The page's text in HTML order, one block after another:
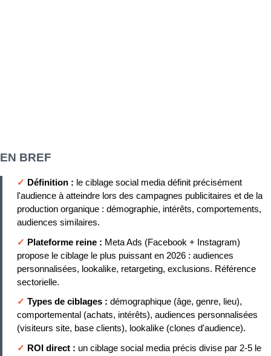
EN BREF
✓ Définition : le ciblage social media définit précisément
l'audience à atteindre lors des campagnes publicitaires et de la
production organique : démographie, intérêts, comportements,
audiences similaires.
✓ Plateforme reine : Meta Ads (Facebook + Instagram)
propose le ciblage le plus puissant en 2026 : audiences
personnalisées, lookalike, retargeting, exclusions. Référence
sectorielle.
✓ Types de ciblages : démographique (âge, genre, lieu),
comportemental (achats, intérêts), audiences personnalisées
(visiteurs site, base clients), lookalike (clones d'audience).
✓ ROI direct : un ciblage social media précis divise par 2-5 le